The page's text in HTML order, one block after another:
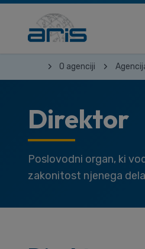
O agenciji
Direktor
Poslovodni organ, ki
zakonitost njenega